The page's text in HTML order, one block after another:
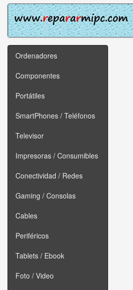
Ordenadores
Componentes
Portátiles
SmartPhones / Teléfonos
Televisor
Impresoras / Consumibles
Conectividad / Redes
Gaming / Consolas
Cables
Periféricos
Tablets / Ebook
Foto / Video